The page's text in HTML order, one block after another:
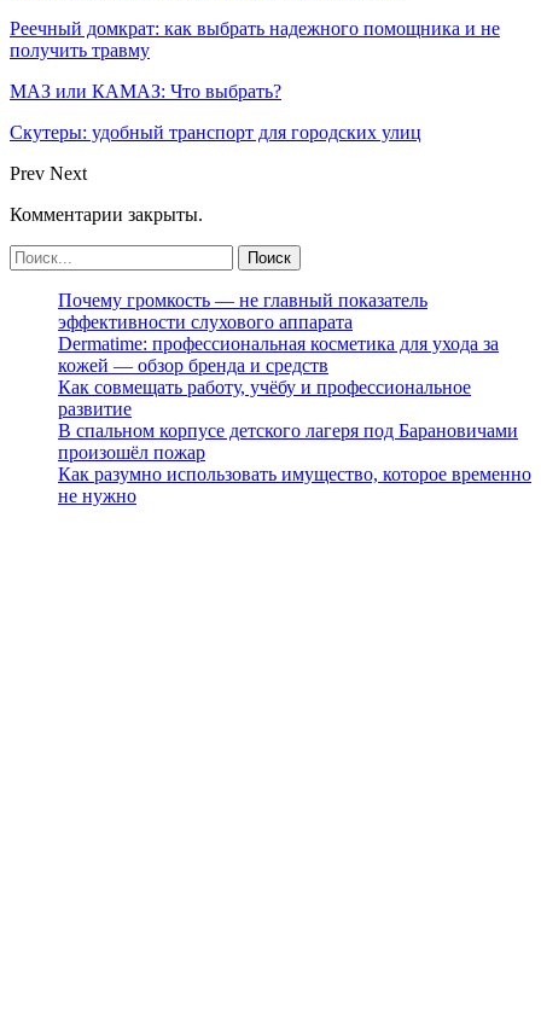
Реечный домкрат: как выбрать надежного помощника и не
получить травму
МАЗ или КАМАЗ: Что выбрать?
Скутеры: удобный транспорт для городских улиц
Prev Next
Комментарии закрыты.
Почему громкость — не главный показатель
эффективности слухового аппарата
Dermatime: профессиональная косметика для ухода за
кожей — обзор бренда и средств
Как совмещать работу, учёбу и профессиональное
развитие
В спальном корпусе детского лагеря под Барановичами
произошёл пожар
Как разумно использовать имущество, которое временно
не нужно